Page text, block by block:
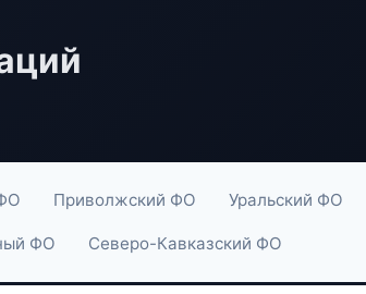
Приволжский ФО Уральский ФО
ФО Северо-Кавказский ФО